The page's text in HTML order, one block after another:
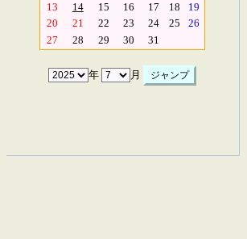
13
14 15 16 17 18
19
20
21 22 23 24 25
26
27
28 29 30 31
年 月